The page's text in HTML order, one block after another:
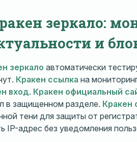
зеркало:
и
зеркало автоматически
Кракен ссылка на
вход. Кракен официальный
в защищенном разделе. Кракен
тени для защиты от
IP-адрес без уведомления